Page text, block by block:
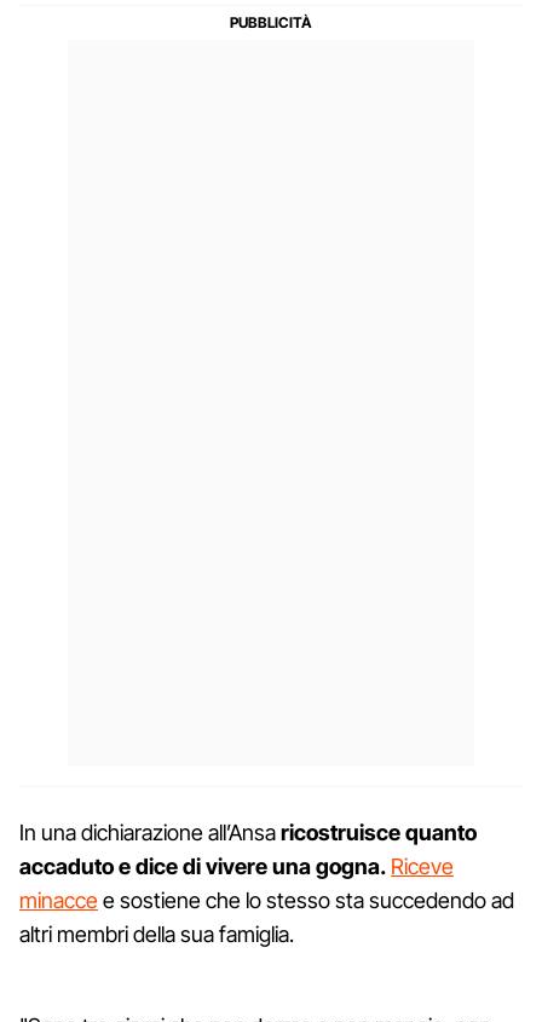
In una dichiarazione all’Ansaricostruisce quanto
accaduto e dice di vivere una gogna. Riceve
minaccee sostiene che lo stesso sta succedendo ad
altri membri della sua famiglia.